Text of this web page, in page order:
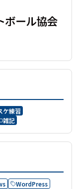
ケ練習
雑記
WordPress